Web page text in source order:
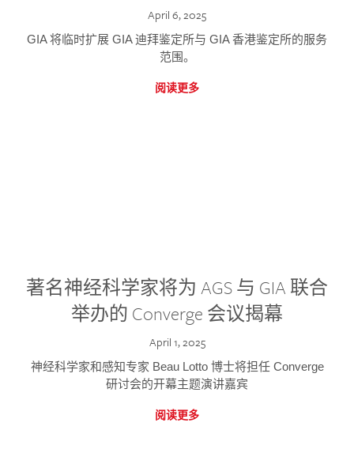
April 6, 2025
GIA 将临时扩展 GIA 迪拜鉴定所与 GIA 香港鉴定所的服务
范围。
阅读更多
著名神经科学家将为 AGS 与 GIA 联合
举办的 Converge 会议揭幕
April 1, 2025
神经科学家和感知专家 Beau Lotto 博士将担任 Converge
研讨会的开幕主题演讲嘉宾
阅读更多